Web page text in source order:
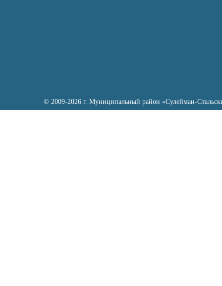
© 2009-2026 г. Муниципальный район «Сулейман-